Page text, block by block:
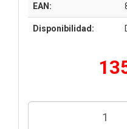
EAN:
Disponibilidad: